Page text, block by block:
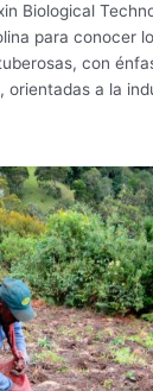
Biological
para conocer
con
a la